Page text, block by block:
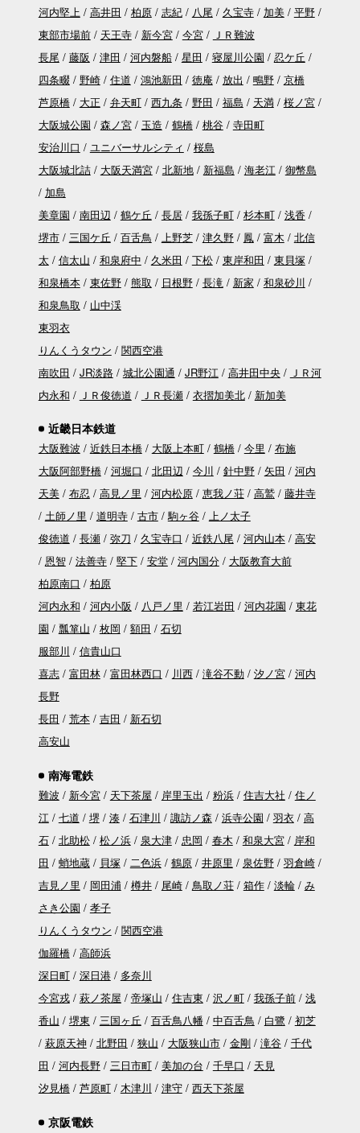
河内堅上 高井田 柏原 志紀 八尾 久宝寺 加美
平野
東部市場前
天王寺 新今宮 今宮
ＪＲ難波
長尾
藤阪 津田 河内磐船 星田 寝屋川公園
忍ケ丘
四条畷
野崎 住道 鴻池新田 徳庵 放出 鴫野
京橋
芦原橋
大正 弁天町 西九条 野田 福島 天満
桜ノ宮
大阪城公園
森ノ宮 玉造 鶴橋 桃谷
寺田町
安治川口
ユニバーサルシティ
桜島
大阪城北詰
大阪天満宮 北新地 新福島 海老江
御幣島
加島
美章園
南田辺 鶴ケ丘 長居 我孫子町 杉本町
浅香
堺市
三国ケ丘 百舌鳥 上野芝 津久野 鳳 富木
北信
太
信太山 和泉府中 久米田 下松 東岸和田
東貝塚
和泉橋本
東佐野 熊取 日根野 長滝 新家
和泉砂川
和泉鳥取
山中渓
東羽衣
りんくうタウン
関西空港
南吹田
JR淡路 城北公園通 JR野江 高井田中央
ＪＲ河
内永和
ＪＲ俊徳道 ＪＲ長瀬 衣摺加美北 新加美
近畿日本鉄道
大阪難波 近鉄日本橋 大阪上本町 鶴橋 今里
布施
大阪阿部野橋
河堀口 北田辺 今川 針中野 矢田
河内
天美
布忍 高見ノ里 河内松原 恵我ノ荘 高鷲
藤井寺
土師ノ里
道明寺 古市 駒ヶ谷
上ノ太子
俊徳道
長瀬 弥刀 久宝寺口 近鉄八尾 河内山本
高安
恩智
法善寺 堅下 安堂 河内国分
大阪教育大前
柏原南口
柏原
河内永和
河内小阪 八戸ノ里 若江岩田 河内花園
東花
園
瓢箪山 枚岡 額田
石切
服部川
信貴山口
喜志
富田林 富田林西口 川西 滝谷不動 汐ノ宮
河内
長野
長田
荒本 吉田
新石切
高安山
南海電鉄
難波 新今宮 天下茶屋 岸里玉出 粉浜 住吉大社
住ノ
江
七道 堺 湊 石津川 諏訪ノ森 浜寺公園 羽衣
高
石
北助松 松ノ浜 泉大津 忠岡 春木 和泉大宮
岸和
田
蛸地蔵 貝塚 二色浜 鶴原 井原里 泉佐野
羽倉崎
吉見ノ里
岡田浦 樽井 尾崎 鳥取ノ荘 箱作 淡輪
み
さき公園
孝子
りんくうタウン
関西空港
伽羅橋
高師浜
深日町
深日港
多奈川
今宮戎
萩ノ茶屋 帝塚山 住吉東 沢ノ町 我孫子前
浅
香山
堺東 三国ヶ丘 百舌鳥八幡 中百舌鳥 白鷺
初芝
萩原天神
北野田 狭山 大阪狭山市 金剛 滝谷
千代
田
河内長野 三日市町 美加の台 千早口
天見
汐見橋
芦原町 木津川 津守 西天下茶屋
京阪電鉄